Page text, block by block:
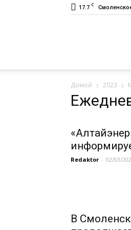
17.7 C
«Заря»
Домой 2023
Redaktor - 02/03/
В